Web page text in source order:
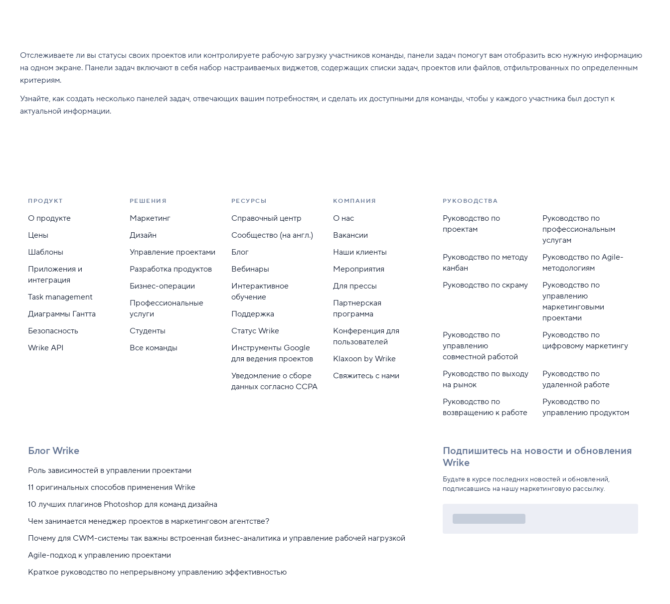
Отслеживаете ли вы статусы своих проектов или контролируете рабочую загрузку участников команды, панели задач помогут вам отобразить всю нужную информацию
на одном экране. Панели задач включают в себя набор настраиваемых виджетов, содержащих списки задач, проектов или файлов, отфильтрованных по определенным
критериям.
Узнайте, как создать несколько панелей задач, отвечающих вашим потребностям, и сделать их доступными для команды, чтобы у каждого участника был доступ к
актуальной информации.
ПРОДУКТ
О продукте
Цены
Шаблоны
Приложения и
интеграция
Task management
Диаграммы Гантта
Безопасность
Wrike API
РЕШЕНИЯ
Маркетинг
Дизайн
Управление проектами
Разработка продуктов
Бизнес-операции
Профессиональные
услуги
Студенты
Все команды
РЕСУРСЫ
Справочный центр
Сообщество (на англ.)
Блог
Вебинары
Интерактивное
обучение
Поддержка
Статус Wrike
Инструменты Google
для ведения проектов
Уведомление о сборе
данных согласно CCPA
КОМПАНИЯ
О нас
Вакансии
Наши клиенты
Мероприятия
Для прессы
Партнерская
программа
Конференция для
пользователей
Klaxoon by Wrike
Свяжитесь с нами
РУКОВОДСТВА
Руководство по
проектам
Руководство по
профессиональным
услугам
Руководство по методу
канбан
Руководство по Agile-
методологиям
Руководство по скраму
Руководство по
управлению
маркетинговыми
проектами
Руководство по
управлению
совместной работой
Руководство по
цифровому маркетингу
Руководство по выходу
на рынок
Руководство по
удаленной работе
Руководство по
возвращению к работе
Руководство по
управлению продуктом
Блог Wrike
Роль зависимостей в управлении проектами
11 оригинальных способов применения Wrike
10 лучших плагинов Photoshop для команд дизайна
Чем занимается менеджер проектов в маркетинговом агентстве?
Почему для CWM-системы так важны встроенная бизнес-аналитика и управление рабочей нагрузкой
Agile-подход к управлению проектами
Краткое руководство по непрерывному управлению эффективностью
Подпишитесь на новости и обновления
Wrike
Будьте в курсе последних новостей и обновлений,
подписавшись на нашу маркетинговую рассылку.